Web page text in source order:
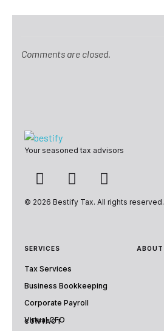
Comments are closed.
Bestify Tax
Your seasoned tax advisors
© 2026 Bestify Tax. All rights reserved.
SERVICES
Tax Services
Business Bookkeeping
Corporate Payroll
Virtual CFO
ABOUT
CONTACT